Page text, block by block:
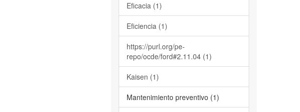
Eficacia (1)
Eficiencia (1)
https://purl.org/pe-
repo/ocde/ford#2.11.04 (1)
Kaisen (1)
Mantenimiento preventivo (1)